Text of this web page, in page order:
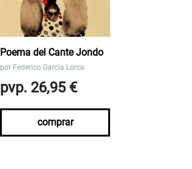
Poema del Cante Jondo
por Federico García Lorca
pvp. 26,95 €
comprar